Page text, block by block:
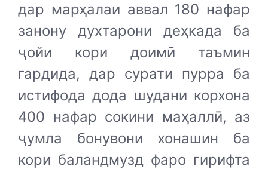
дар марҳалаи аввал 180 нафар
занону духтарони деҳкада ба
ҷойи кори доимӣ таъмин
гардида, дар сурати пурра ба
истифода дода шудани корхона
400 нафар сокини маҳаллӣ, аз
ҷумла бонувони хонашин ба
кори баландмузд фаро гирифта